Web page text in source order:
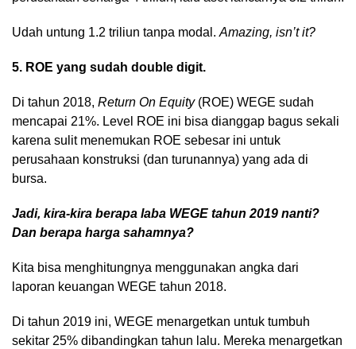
Udah untung 1.2 triliun tanpa modal. Amazing, isn’t it?
5. ROE yang sudah double digit.
Di tahun 2018, Return On Equity(ROE) WEGE sudah
mencapai 21%. Level ROE ini bisa dianggap bagus sekali
karena sulit menemukan ROE sebesar ini untuk
perusahaan konstruksi (dan turunannya) yang ada di
bursa.
Jadi, kira-kira berapa laba WEGE tahun 2019 nanti?
Dan berapa harga sahamnya?
Kita bisa menghitungnya menggunakan angka dari
laporan keuangan WEGE tahun 2018.
Di tahun 2019 ini, WEGE menargetkan untuk tumbuh
sekitar 25% dibandingkan tahun lalu. Mereka menargetkan